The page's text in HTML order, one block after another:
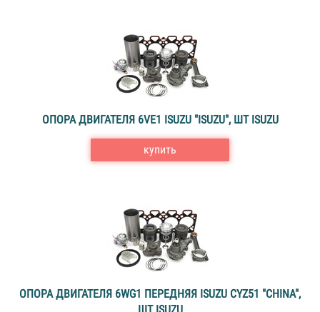
ОПОРА ДВИГАТЕЛЯ 6VE1 ISUZU "ISUZU", ШТ ISUZU
купить
ОПОРА ДВИГАТЕЛЯ 6WG1 ПЕРЕДНЯЯ ISUZU CYZ51 "CHINA",